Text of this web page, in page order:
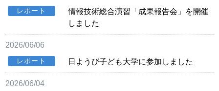
レポート
情報技術総合演習「成果報告会」を開催
しました
2026/06/06
レポート 日ようび子ども大学に参加しました
2026/06/04